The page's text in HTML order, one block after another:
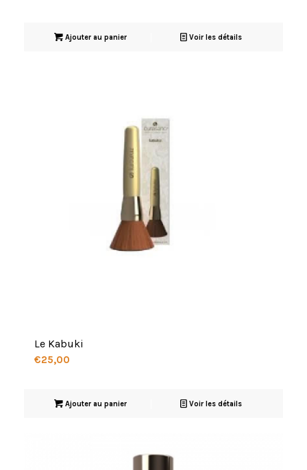
Ajouter au panier Voir les détails
Le Kabuki
€25,00
Ajouter au panier Voir les détails